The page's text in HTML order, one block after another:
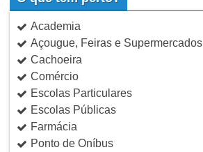
Academia
Açougue, Feiras e Supermercados
Cachoeira
Comércio
Escolas Particulares
Escolas Públicas
Farmácia
Ponto de Oníbus